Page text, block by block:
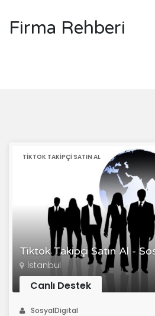
Firma Rehberi
Tiktok Takipçi Satın Al -
TIKTOK TAKIPÇI SATIN AL
İstanbul
Canlı Destek
SosyalDigital